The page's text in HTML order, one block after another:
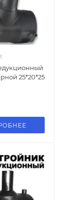
25*20*25